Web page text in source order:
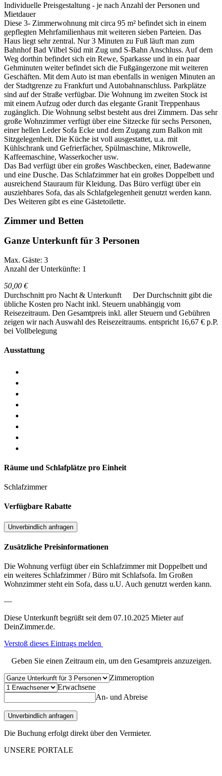
Individuelle Preisgestaltung - je nach Anzahl der Personen und
Mietdauer
Diese 3- Zimmerwohnung mit circa 95 m² befindet sich in einem
gepflegten Mehrfamilienhaus mit weiteren sieben Parteien. Das
Haus liegt sehr zentral. Nur 3 Minuten zu Fuß läuft man zum
Bahnhof Bad Vilbel Süd mit Zug und S-Bahn Anschluss. Auf dem
Weg dorthin befindet sich ein Rewe, Sparkasse und in ein paar
Gehminuten weiter befindet sich die Fußgängerzone mit weiteren
Geschäften. Mit dem Auto ist man ebenfalls in wenigen Minuten an
der Stadtgrenze zu Frankfurt und Autobahnanschluss. Parkplätze
sind auf der Straße verfügbar. Die Wohnung im zweiten Stock ist
mit einem Aufzug oder durch das elegante Granit Treppenhaus
zugänglich. Die Wohnung selbst besteht aus drei Zimmern. Das sehr
große Wohnzimmer verfügt über eine Sitzecke für sechs Personen,
einer hellen Leder Sofa Ecke und dem Zugang zum Balkon mit
Sitzgelegenheit. Die Küche ist voll ausgestattet, u.a. mit
Kühlschrank und Gefrierfächer, Spülmaschine, Mikrowelle,
Kaffeemaschine, Wasserkocher usw.
Das Bad verfügt über ein großes Waschbecken, einer, Badewanne
und eine Dusche. Das Schlafzimmer hat ein großes Doppelbett und
ausreichend Stauraum für Kleidung. Das Büro verfügt über ein
ausziehbares Sofa, das als Schlafgelegenheit genutzt werden kann.
Des Weiteren gibt es eine Gästetoilette.
Zimmer und Betten
Ganze Unterkunft für 3 Personen
Max. Gäste: 3
Anzahl der Unterkünfte: 1
50,00 €
Durchschnitt pro Nacht & Unterkunft
Der Durchschnitt gibt die
übliche Kosten pro Nacht inkl. Steuern unabhängig vom
Reisezeitraum. Den Gesamtpreis inkl. aller Steuern und Gebühren
zeigen wir nach Auswahl des Reisezeitraums. entspricht 16,67 € p.P.
bei Vollbelegung
Ausstattung
Räume und Schlafplätze pro Einheit
Schlafzimmer
Verfügbare Rabatte
Unverbindlich anfragen
Zusätzliche Preisinformationen
Die Wohnung verfügt über ein Schlafzimmer mit Doppelbett und
ein weiteres Schlafzimmer / Büro mit Schlafsofa. Im Großen
Wohnzimmer steht ein Sofa, dass u.U. Auch genutzt werden kann.
—
Diese Unterkunft begrüßt seit dem 07.10.2025 Mieter auf
DeinZimmer.de.
Verstoß dieses Eintrags melden
Geben Sie einen Zeitraum ein, um den Gesamtpreis anzuzeigen.
Zimmeroption
Erwachsene
An- und Abreise
Unverbindlich anfragen
Die Buchung erfolgt direkt über den Vermieter.
UNSERE PORTALE